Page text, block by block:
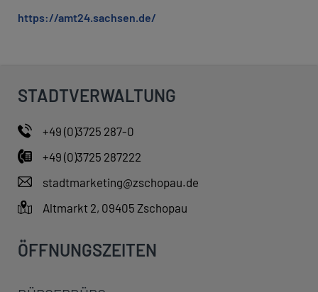
https://amt24.sachsen.de/
STADTVERWALTUNG
+49 (0)3725 287-0
+49 (0)3725 287222
stadtmarketing@zschopau.de
Altmarkt 2, 09405 Zschopau
ÖFFNUNGSZEITEN